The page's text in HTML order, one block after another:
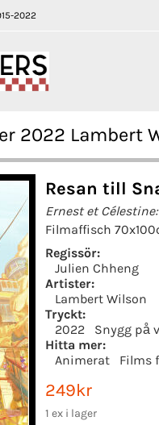
2022
2022 Lambert
Resan till
Ernest et
Filmaffisch
Regissör:
Julien Chheng
Artister:
Lambert Wilson
Tryckt:
2022
Snygg på
Hitta mer:
Animerat
Films
249kr
1 ex i lager